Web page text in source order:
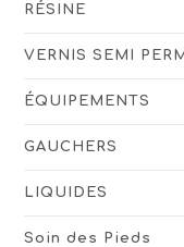
RÉSINE
VERNIS SEMI
ÉQUIPEMENTS
GAUCHERS
LIQUIDES
Soin des Pieds